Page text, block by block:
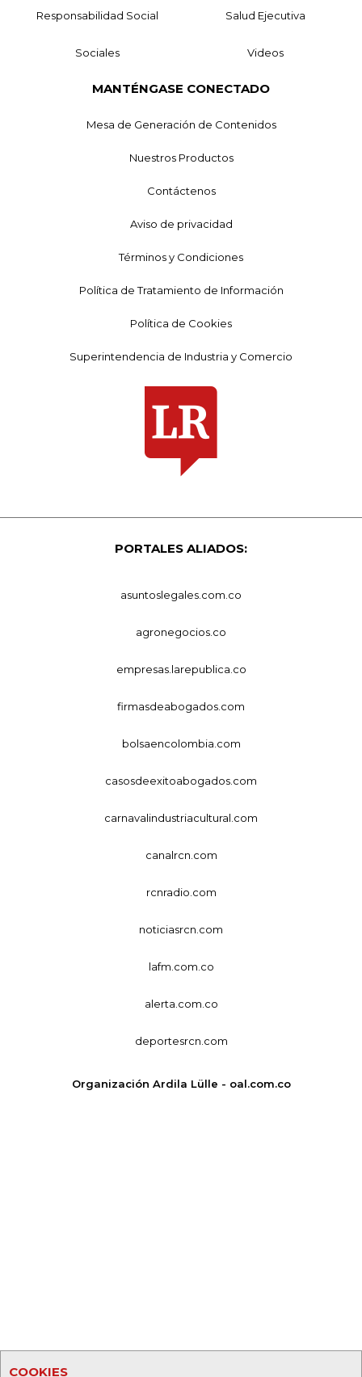
COOKIES
Responsabilidad Social Salud Ejecutiva
Sociales Videos
MANTÉNGASE CONECTADO
Mesa de Generación de Contenidos
Nuestros Productos
Contáctenos
Aviso de privacidad
Términos y Condiciones
Política de Tratamiento de Información
Política de Cookies
Superintendencia de Industria y Comercio
PORTALES ALIADOS:
asuntoslegales.com.co
agronegocios.co
empresas.larepublica.co
firmasdeabogados.com
bolsaencolombia.com
casosdeexitoabogados.com
carnavalindustriacultural.com
canalrcn.com
rcnradio.com
noticiasrcn.com
lafm.com.co
alerta.com.co
deportesrcn.com
Organización Ardila Lülle - oal.com.co